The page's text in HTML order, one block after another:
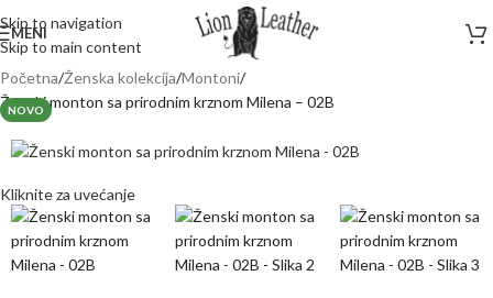
Skip to navigation
Skip to main content
MENI
Početna Ženska kolekcija Montoni
Ženski monton sa prirodnim krznom Milena – 02B
NOVO
Kliknite za uvećanje